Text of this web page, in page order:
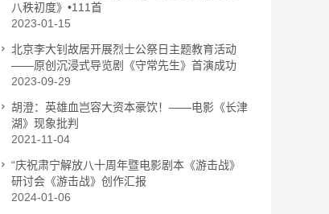
八秩初度》•111首
2023-01-15
北京李大钊故居开展烈士公祭日主题教育活动
——原创沉浸式导览剧《守常先生》首演成功
2023-09-29
胡澄：英雄血岂容大资本豪饮！——电影《长津
湖》现象批判
2021-11-04
“庆祝肃宁解放八十周年暨电影剧本《游击战》
研讨会《游击战》创作汇报
2024-01-06